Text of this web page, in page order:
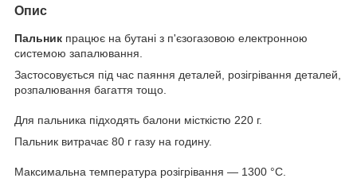
Опис
Пальник працює на бутані з п'єзогазовою електронною
системою запалювання.
Застосовується під час паяння деталей, розігрівання деталей,
розпалювання багаття тощо.
Для пальника підходять балони місткістю 220 г.
Пальник витрачає 80 г газу на годину.
Максимальна температура розігрівання — 1300 °C.